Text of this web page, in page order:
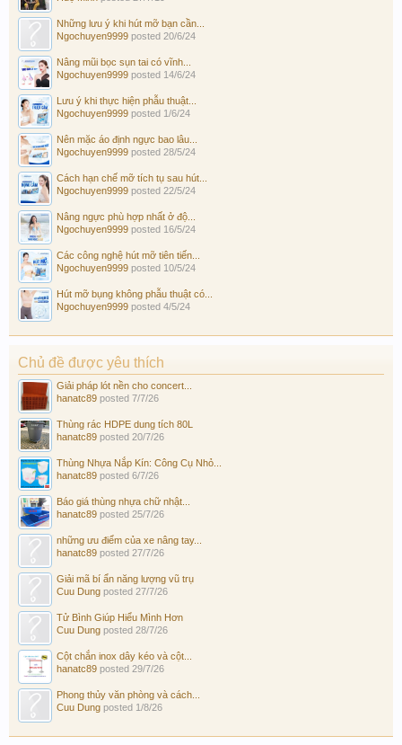
Những lưu ý khi hút mỡ bạn cần...
Ngochuyen9999 posted 20/6/24
Nâng mũi bọc sụn tai có vĩnh...
Ngochuyen9999 posted 14/6/24
Lưu ý khi thực hiện phẫu thuật...
Ngochuyen9999 posted 1/6/24
Nên mặc áo định ngực bao lâu...
Ngochuyen9999 posted 28/5/24
Cách hạn chế mỡ tích tụ sau hút...
Ngochuyen9999 posted 22/5/24
Nâng ngực phù hợp nhất ở độ...
Ngochuyen9999 posted 16/5/24
Các công nghệ hút mỡ tiên tiến...
Ngochuyen9999 posted 10/5/24
Hút mỡ bụng không phẫu thuật có...
Ngochuyen9999 posted 4/5/24
Chủ đề được yêu thích
Giải pháp lót nền cho concert...
hanatc89 posted 7/7/26
Thùng rác HDPE dung tích 80L
hanatc89 posted 20/7/26
Thùng Nhựa Nắp Kín: Công Cụ Nhỏ...
hanatc89 posted 6/7/26
Báo giá thùng nhựa chữ nhật...
hanatc89 posted 25/7/26
những ưu điểm của xe nâng tay...
hanatc89 posted 27/7/26
Giải mã bí ẩn năng lượng vũ trụ
Cuu Dung posted 27/7/26
Tử Bình Giúp Hiểu Mình Hơn
Cuu Dung posted 28/7/26
Cột chắn inox dây kéo và cột...
hanatc89 posted 29/7/26
Phong thủy văn phòng và cách...
Cuu Dung posted 1/8/26